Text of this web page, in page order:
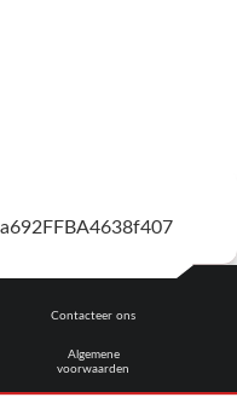
Contacteer ons
Algemene
voorwaarden